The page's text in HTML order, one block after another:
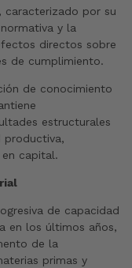
caracterizado por su
y la
directos sobre
de cumplimiento.
de conocimiento
estructurales
productiva,
capital.
de capacidad
en los últimos años,
de la
primas y